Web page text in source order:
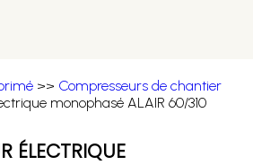
>> Compresseurs de chantier
monophasé ALAIR 60/310
ÉLECTRIQUE